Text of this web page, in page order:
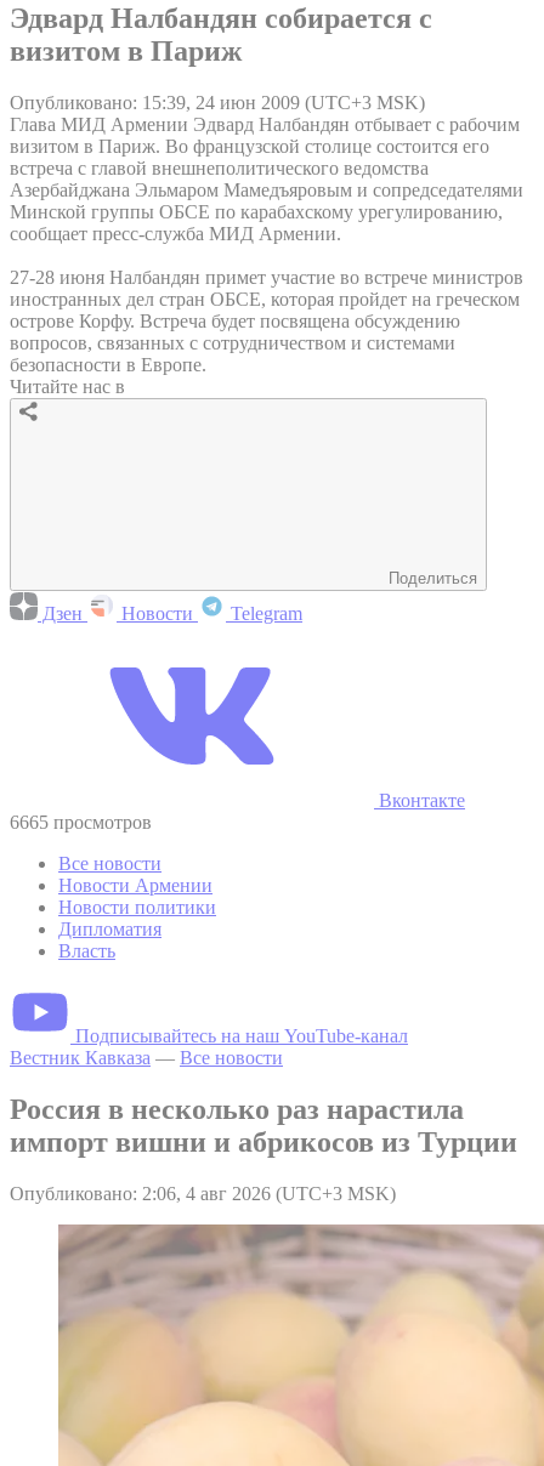
Эдвард Налбандян собирается с
визитом в Париж
Опубликовано: 15:39, 24 июн 2009 (UTC+3 MSK)
Глава МИД Армении Эдвард Налбандян отбывает с рабочим
визитом в Париж. Во французской столице состоится его
встреча с главой внешнеполитического ведомства
Азербайджана Эльмаром Мамедъяровым и сопредседателями
Минской группы ОБСЕ по карабахскому урегулированию,
сообщает пресс-служба МИД Армении.
27-28 июня Налбандян примет участие во встрече министров
иностранных дел стран ОБСЕ, которая пройдет на греческом
острове Корфу. Встреча будет посвящена обсуждению
вопросов, связанных с сотрудничеством и системами
безопасности в Европе.
Читайте нас в
Поделиться
Дзен Новости Telegram
Вконтакте
6665 просмотров
Все новости
Новости Армении
Новости политики
Дипломатия
Власть
Подписывайтесь на наш YouTube-канал
Вестник Кавказа — Все новости
Россия в несколько раз нарастила
импорт вишни и абрикосов из Турции
Опубликовано: 2:06, 4 авг 2026 (UTC+3 MSK)